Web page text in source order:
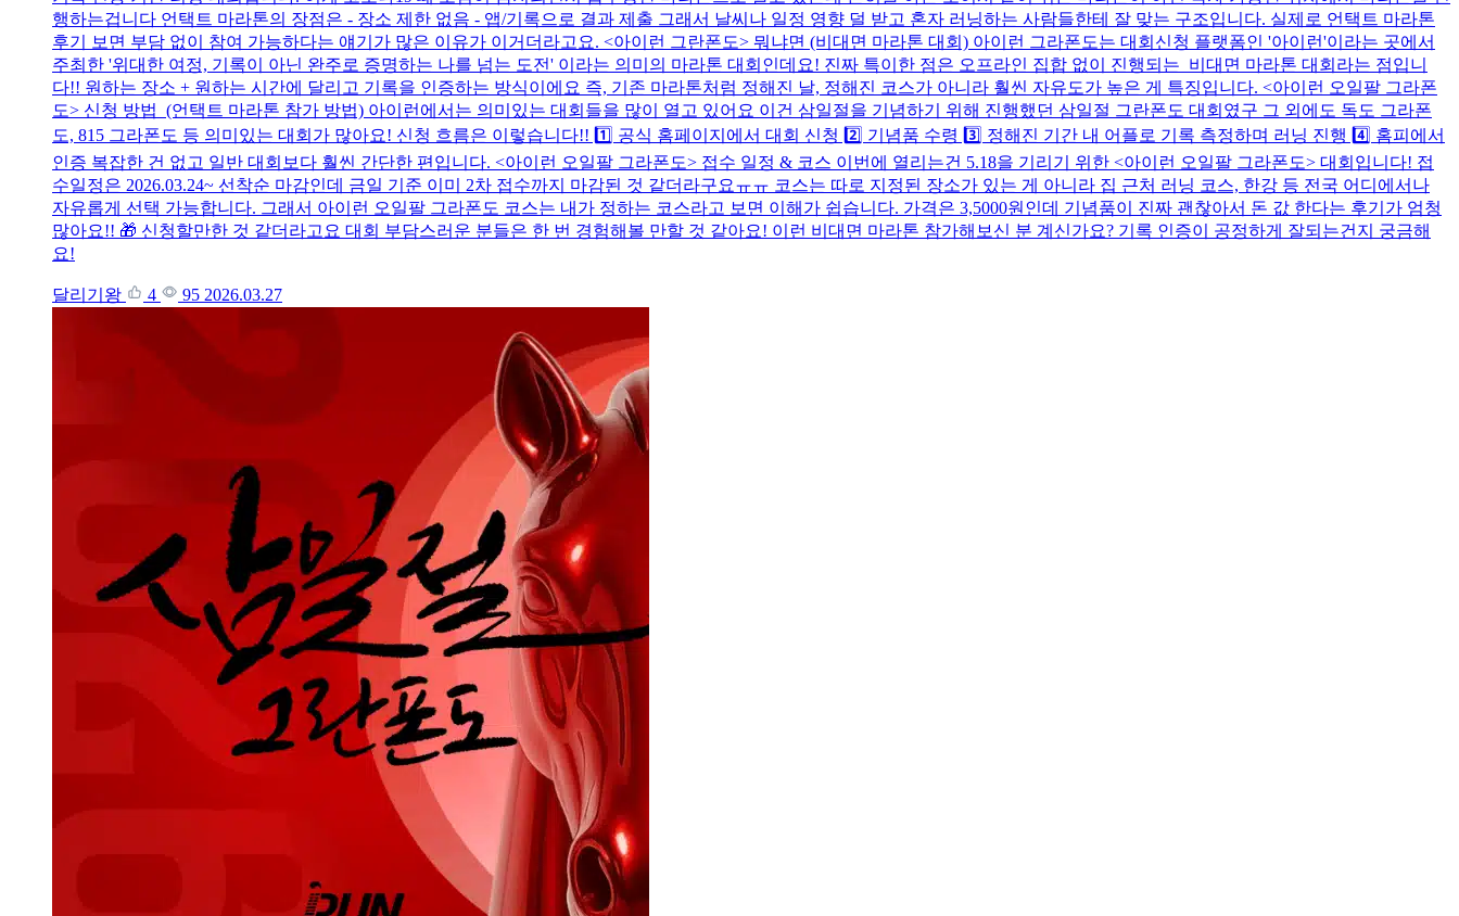
행하는겁니다 언택트 마라톤의 장점은 - 장소 제한 없음 - 앱/기록으로 결과 제출 그래서 날씨나 일정 영향 덜 받고 혼자 러닝하는 사람들한테 잘 맞는 구조입니다. 실제로 언택트 마라톤
후기 보면 부담 없이 참여 가능하다는 얘기가 많은 이유가 이거더라고요. <아이런 그란폰도> 뭐냐면 (비대면 마라톤 대회) 아이런 그라폰도는 대회신청 플랫폼인 '아이런'이라는 곳에서
주최한 '위대한 여정, 기록이 아닌 완주로 증명하는 나를 넘는 도전' 이라는 의미의 마라톤 대회인데요! 진짜 특이한 점은 오프라인 집합 없이 진행되는 비대면 마라톤 대회라는 점입니
다!! 원하는 장소 + 원하는 시간에 달리고 기록을 인증하는 방식이에요 즉, 기존 마라톤처럼 정해진 날, 정해진 코스가 아니라 훨씬 자유도가 높은 게 특징입니다. <아이런 오일팔 그라폰
도> 신청 방법 (언택트 마라톤 참가 방법) 아이런에서는 의미있는 대회들을 많이 열고 있어요 이건 삼일절을 기념하기 위해 진행했던 삼일절 그란폰도 대회였구 그 외에도 독도 그라폰
도, 815 그라폰도 등 의미있는 대회가 많아요! 신청 흐름은 이렇습니다!! 1️⃣ 공식 홈페이지에서 대회 신청 2️⃣ 기념품 수령 3️⃣ 정해진 기간 내 어플로 기록 측정하며 러닝 진행 4️⃣ 홈피에서
인증 복잡한 건 없고 일반 대회보다 훨씬 간단한 편입니다. <아이런 오일팔 그라폰도> 접수 일정 & 코스 이번에 열리는건 5.18을 기리기 위한 <아이런 오일팔 그라폰도> 대회입니다! 접
수일정은 2026.03.24~ 선착순 마감인데 금일 기준 이미 2차 접수까지 마감된 것 같더라구요ㅠㅠ 코스는 따로 지정된 장소가 있는 게 아니라 집 근처 러닝 코스, 한강 등 전국 어디에서나
자유롭게 선택 가능합니다. 그래서 아이런 오일팔 그라폰도 코스는 내가 정하는 코스라고 보면 이해가 쉽습니다. 가격은 3,5000원인데 기념품이 진짜 괜찮아서 돈 값 한다는 후기가 엄청
많아요!! 🎁 신청할만한 것 같더라고요 대회 부담스러운 분들은 한 번 경험해볼 만할 것 같아요! 이런 비대면 마라톤 참가해보신 분 계신가요? 기록 인증이 공정하게 잘되는건지 궁금해
요!
달리기왕 4 95 2026.03.27